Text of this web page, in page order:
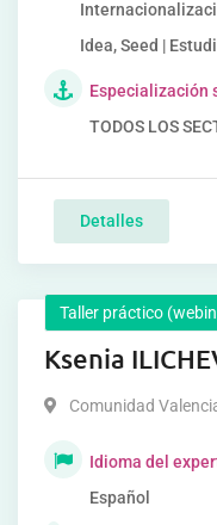
Idea, Seed |
Especialización
TODOS LOS
Detalles
Taller práctico
Ksenia
Comunidad
Idioma del
Español